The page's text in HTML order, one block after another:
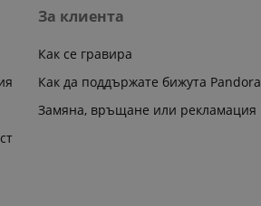
За клиента
Как се гравира
Как да поддържате бижута Pandora
Замяна, връщане или рекламация